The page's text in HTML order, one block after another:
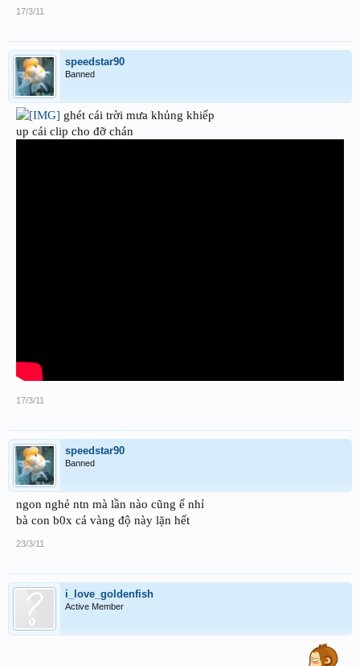
17/3/11
speedstar90
Banned
ghét cái trời mưa khủng khiếp
up cái clip cho đỡ chán
17/3/11
speedstar90
Banned
ngon nghẻ ntn mà lần nào cũng ế nhỉ
bà con b0x cá vàng độ này lặn hết
23/3/11
i_love_goldenfish
Active Member